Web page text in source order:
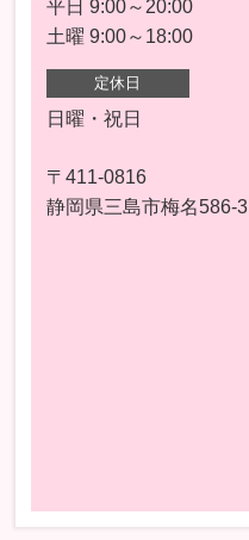
平日 9:00～20:00
土曜 9:00～18:00
定休日
日曜・祝日
〒411-0816
静岡県三島市梅名586-3